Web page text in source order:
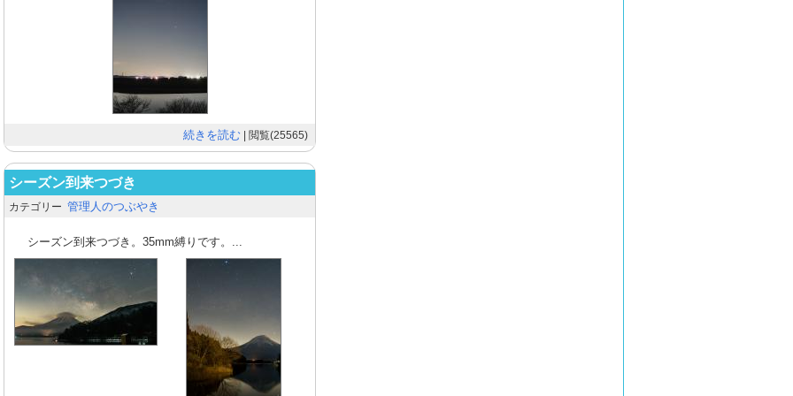
続きを読む | 閲覧(25565)
シーズン到来つづき
カテゴリー 管理人のつぶやき
シーズン到来つづき。35mm縛りです。...